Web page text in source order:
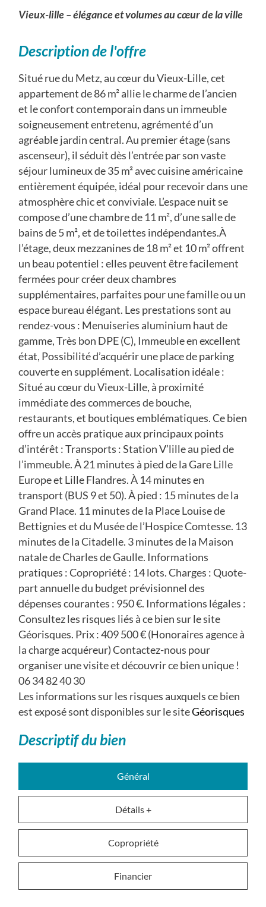
vieux-lille – élégance et volumes au cœur de la ville
description de l'offre
Situé rue du Metz, au cœur du Vieux-Lille, cet
appartement de 86 m² allie le charme de l’ancien
et le confort contemporain dans un immeuble
soigneusement entretenu, agrémenté d’un
agréable jardin central. Au premier étage (sans
ascenseur), il séduit dès l’entrée par son vaste
séjour lumineux de 35 m² avec cuisine américaine
entièrement équipée, idéal pour recevoir dans une
atmosphère chic et conviviale. L’espace nuit se
compose d’une chambre de 11 m², d’une salle de
bains de 5 m², et de toilettes indépendantes.À
l’étage, deux mezzanines de 18 m² et 10 m² offrent
un beau potentiel : elles peuvent être facilement
fermées pour créer deux chambres
supplémentaires, parfaites pour une famille ou un
espace bureau élégant. Les prestations sont au
rendez-vous : Menuiseries aluminium haut de
gamme, Très bon DPE (C), Immeuble en excellent
état, Possibilité d’acquérir une place de parking
couverte en supplément. Localisation idéale :
Situé au cœur du Vieux-Lille, à proximité
immédiate des commerces de bouche,
restaurants, et boutiques emblématiques. Ce bien
offre un accès pratique aux principaux points
d’intérêt : Transports : Station V’lille au pied de
l’immeuble. À 21 minutes à pied de la Gare Lille
Europe et Lille Flandres. À 14 minutes en
transport (BUS 9 et 50). À pied : 15 minutes de la
Grand Place. 11 minutes de la Place Louise de
Bettignies et du Musée de l’Hospice Comtesse. 13
minutes de la Citadelle. 3 minutes de la Maison
natale de Charles de Gaulle. Informations
pratiques : Copropriété : 14 lots. Charges : Quote-
part annuelle du budget prévisionnel des
dépenses courantes : 950 €. Informations légales :
Consultez les risques liés à ce bien sur le site
Géorisques. Prix : 409 500 € (Honoraires agence à
la charge acquéreur) Contactez-nous pour
organiser une visite et découvrir ce bien unique !
06 34 82 40 30
Les informations sur les risques auxquels ce bien
est exposé sont disponibles sur le siteGéorisques
descriptif du bien
Général
Détails +
Copropriété
Financier